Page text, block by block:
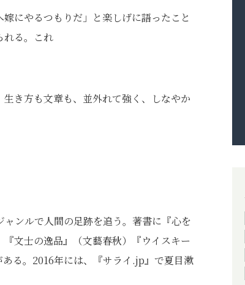
にやるつもりだ」と楽しげに語ったこと
れる。これ
き方も文章も、並外れて強く、しなやか
ンルで人間の足跡を追う。著書に『心を
文士の逸品』（文藝春秋）『ウイスキー
る。2016年には、『サライ.jp』で夏目漱